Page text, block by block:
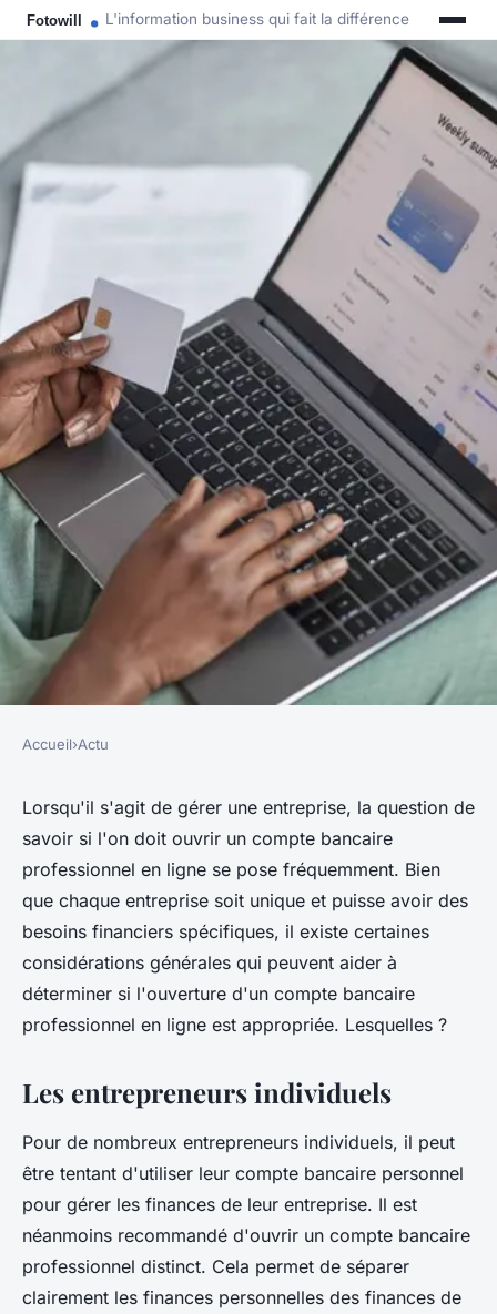
L'information business qui fait la différence
Qui doit ouvrir un compte
bancaire professionnel en
ligne ?
cyrille•18 novembre 2023•2 min de lecture
Accueil›Actu
Lorsqu'il s'agit de gérer une entreprise, la question de
savoir si l'on doit ouvrir un compte bancaire
professionnel en ligne se pose fréquemment. Bien
que chaque entreprise soit unique et puisse avoir des
besoins financiers spécifiques, il existe certaines
considérations générales qui peuvent aider à
déterminer si l'ouverture d'un compte bancaire
professionnel en ligne est appropriée. Lesquelles ?
Les entrepreneurs individuels
Pour de nombreux entrepreneurs individuels, il peut
être tentant d'utiliser leur compte bancaire personnel
pour gérer les finances de leur entreprise. Il est
néanmoins recommandé d'ouvrir un compte bancaire
professionnel distinct. Cela permet de séparer
clairement les finances personnelles des finances de